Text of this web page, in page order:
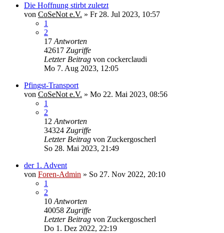
Die Hoffnung stirbt zuletzt
von CoSeNot e.V. » Fr 28. Jul 2023, 10:57
1
2
17 Antworten
42617 Zugriffe
Letzter Beitrag von cockerclaudi
Mo 7. Aug 2023, 12:05
Pfingst-Transport
von CoSeNot e.V. » Mo 22. Mai 2023, 08:56
1
2
12 Antworten
34324 Zugriffe
Letzter Beitrag von Zuckergoscherl
So 28. Mai 2023, 21:49
der 1. Advent
von Foren-Admin » So 27. Nov 2022, 20:10
1
2
10 Antworten
40058 Zugriffe
Letzter Beitrag von Zuckergoscherl
Do 1. Dez 2022, 22:19